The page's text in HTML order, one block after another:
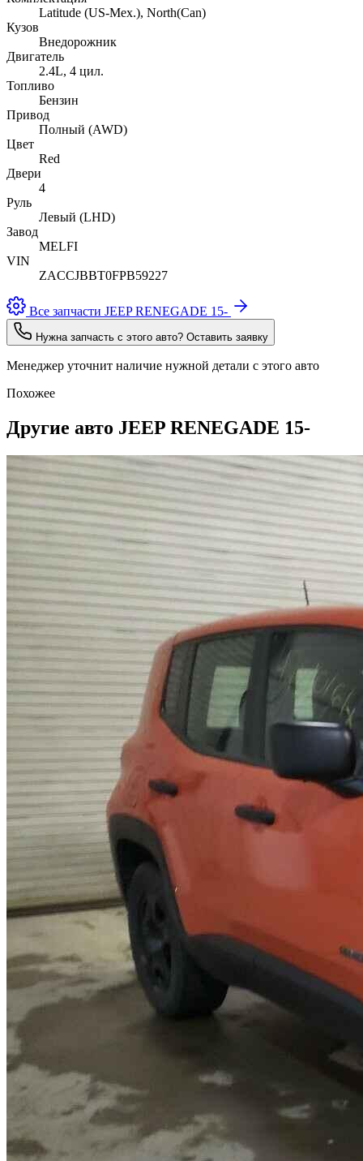
Latitude (US-Mex.), North(Can)
Кузов
Внедорожник
Двигатель
2.4L, 4 цил.
Топливо
Бензин
Привод
Полный (AWD)
Цвет
Red
Двери
4
Руль
Левый (LHD)
Завод
MELFI
VIN
ZACCJBBT0FPB59227
Все запчасти JEEP RENEGADE 15-
Нужна запчасть с этого авто? Оставить заявку
Менеджер уточнит наличие нужной детали с этого авто
Похожее
Другие авто JEEP RENEGADE 15-